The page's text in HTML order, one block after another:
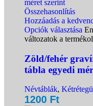
Összehasonlítás
Hozzáadás a
Opciók választása
változatok a
Zöld/fehér
tábla egyedi
Névtáblák,
1200 Ft